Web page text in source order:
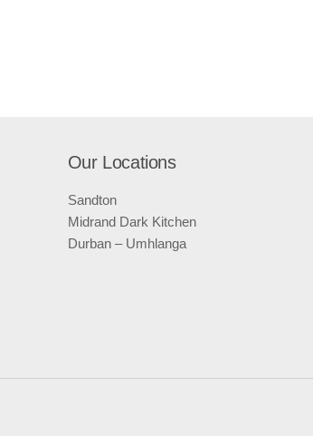
Our Locations
Sandton
Midrand Dark Kitchen
Durban – Umhlanga